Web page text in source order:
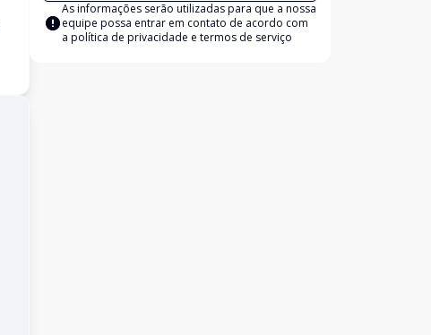
As informações serão utilizadas para que a nossa
equipe possa entrar em contato de acordo com
a política de privacidade e termos de serviço